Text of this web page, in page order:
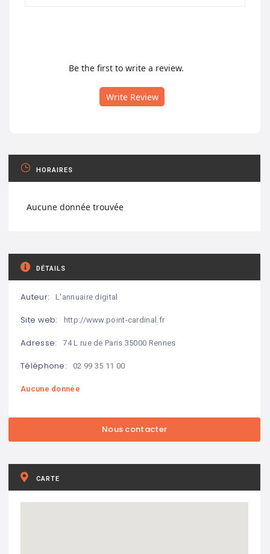
Be the first to write a review.
Write Review
HORAIRES
Aucune donnée trouvée
DÉTAILS
Auteur: L'annuaire digital
Site web: http://www.point-cardinal.fr
Adresse: 74 L rue de Paris 35000 Rennes
Téléphone: 02 99 35 11 00
Aucune donnée
CARTE